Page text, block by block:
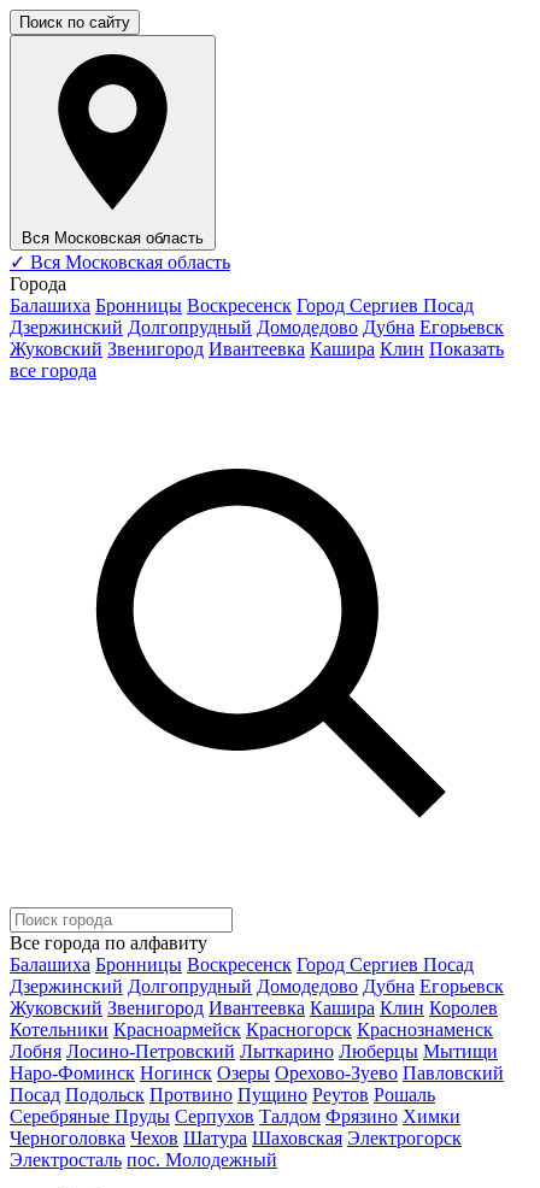
Поиск по сайту
Вся Московская область
✓ Вся Московская область
Города
Балашиха Бронницы Воскресенск Город Сергиев Посад
Дзержинский Долгопрудный Домодедово Дубна Егорьевск
Жуковский Звенигород Ивантеевка Кашира Клин Показать
все города
Все города по алфавиту
Балашиха Бронницы Воскресенск Город Сергиев Посад
Дзержинский Долгопрудный Домодедово Дубна Егорьевск
Жуковский Звенигород Ивантеевка Кашира Клин Королев
Котельники Красноармейск Красногорск Краснознаменск
Лобня Лосино-Петровский Лыткарино Люберцы Мытищи
Наро-Фоминск Ногинск Озеры Орехово-Зуево Павловский
Посад Подольск Протвино Пущино Реутов Рошаль
Серебряные Пруды Серпухов Талдом Фрязино Химки
Черноголовка Чехов Шатура Шаховская Электрогорск
Электросталь пос. Молодежный